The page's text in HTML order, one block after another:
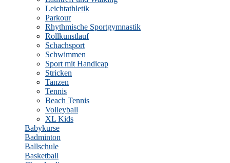
Leichtathletik
Parkour
Rhythmische Sportgymnastik
Rollkunstlauf
Schachsport
Schwimmen
Sport mit Handicap
Stricken
Tanzen
Tennis
Beach Tennis
Volleyball
XL Kids
Babykurse
Badminton
Ballschule
Basketball